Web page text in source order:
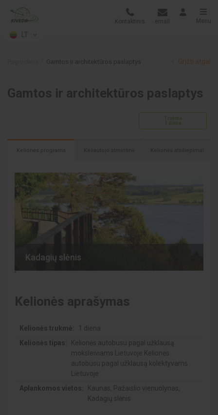
LT
Kontaktinis email Menu
Gamtos ir architektūros paslaptys Grįžti atgal
Gamtos ir architektūros paslaptys
Trukmė
1 diena
Kelionės programa
Kadagių slėnis
Kelionės aprašymas
Kelionės trukmė:
1 diena
Kelionės tipas:
Kelionės autobusu pagal užklausą
moksleiviams Lietuvoje Kelionės
autobusu pagal užklausą kolektyvams
Lietuvoje
Aplankomos vietos:
Kaunas, Pažaislio vienuolynas,
Kadagių slėnis